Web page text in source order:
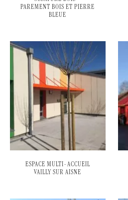
PAREMENT BOIS ET PIERRE
BLEUE
ESPACE MULTI-ACCUEIL
VAILLY SUR AISNE